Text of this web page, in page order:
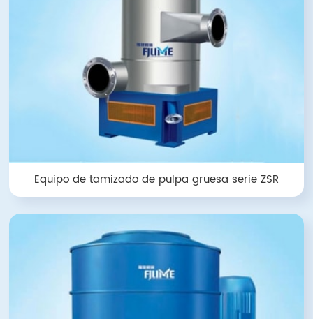
Equipo de tamizado de pulpa gruesa serie ZSR